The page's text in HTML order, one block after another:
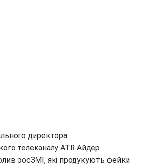
директора
телеканалу ATR Айдер
росЗМІ, які продукують фейки